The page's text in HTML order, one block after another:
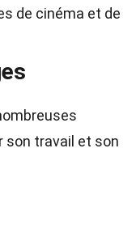
de cinéma et de
travail et son